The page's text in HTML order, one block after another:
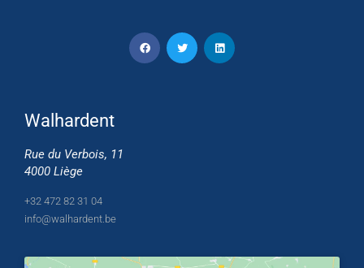
Walhardent
Rue du Verbois, 11
4000 Liège
+32 472 82 31 04
info@walhardent.be